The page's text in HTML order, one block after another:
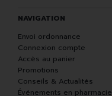
NAVIGATION
Envoi ordonnance
Connexion compte
Accès au panier
Promotions
Conseils & Actualités
Événements en pharmacie